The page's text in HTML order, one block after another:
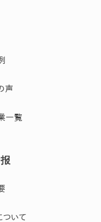
声
一覧
ついて